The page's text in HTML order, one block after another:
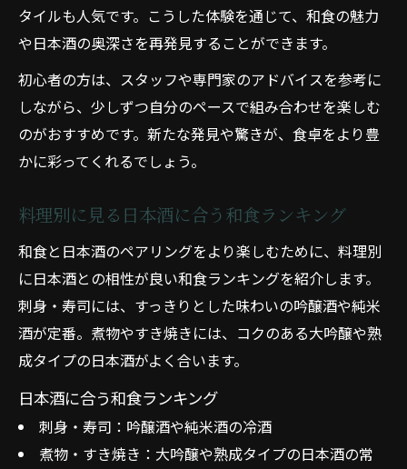
タイルも人気です。こうした体験を通じて、和食の魅力
や日本酒の奥深さを再発見することができます。
初心者の方は、スタッフや専門家のアドバイスを参考に
しながら、少しずつ自分のペースで組み合わせを楽しむ
のがおすすめです。新たな発見や驚きが、食卓をより豊
かに彩ってくれるでしょう。
料理別に見る日本酒に合う和食ランキング
和食と日本酒のペアリングをより楽しむために、料理別
に日本酒との相性が良い和食ランキングを紹介します。
刺身・寿司には、すっきりとした味わいの吟醸酒や純米
酒が定番。煮物やすき焼きには、コクのある大吟醸や熟
成タイプの日本酒がよく合います。
日本酒に合う和食ランキング
刺身・寿司：吟醸酒や純米酒の冷酒
煮物・すき焼き：大吟醸や熟成タイプの日本酒の常